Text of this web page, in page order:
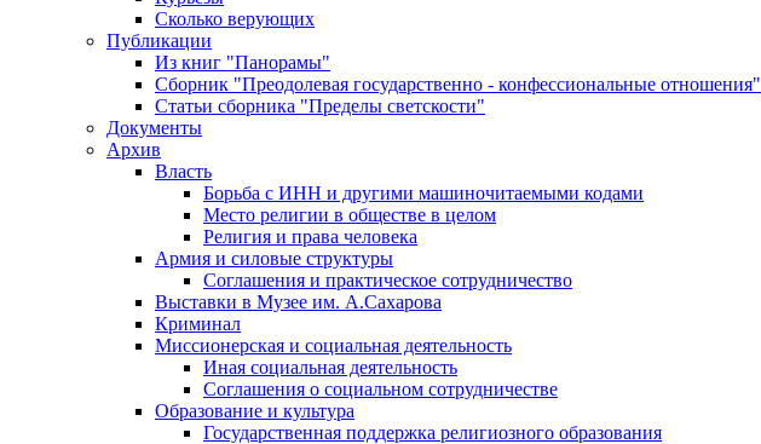
Сколько верующих
Публикации
Из книг "Панорамы"
Сборник "Преодолевая государственно - конфессиональные отношения"
Статьи сборника "Пределы светскости"
Документы
Архив
Власть
Борьба с ИНН и другими машиночитаемыми кодами
Место религии в обществе в целом
Религия и права человека
Армия и силовые структуры
Соглашения и практическое сотрудничество
Выставки в Музее им. А.Сахарова
Криминал
Миссионерская и социальная деятельность
Иная социальная деятельность
Соглашения о социальном сотрудничестве
Образование и культура
Государственная поддержка религиозного образования